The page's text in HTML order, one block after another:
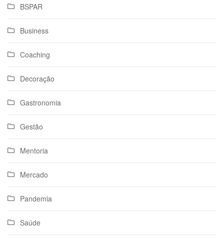
BSPAR
Business
Coaching
Decoração
Gastronomia
Gestão
Mentoria
Mercado
Pandemia
Saúde